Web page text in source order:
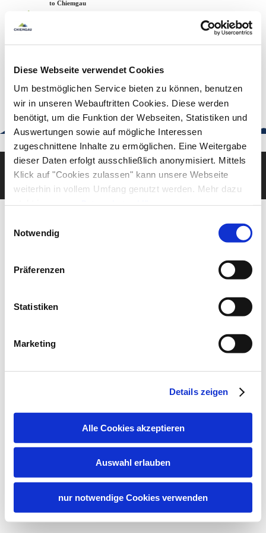
Diese Webseite verwendet Cookies
Um bestmöglichen Service bieten zu können, benutzen
wir in unseren Webauftritten Cookies. Diese werden
benötigt, um die Funktion der Webseiten, Statistiken und
Auswertungen sowie auf mögliche Interessen
zugeschnittene Inhalte zu ermöglichen. Eine Weitergabe
dieser Daten erfolgt ausschließlich anonymisiert. Mittels
Klick auf "Cookies zulassen" kann unsere Webseite
weiterhin in vollem Umfang genutzt werden. Mehr dazu
steht in unserer Datenschutzerklärung.
gelistet.
Notwendig
Präferenzen
Statistiken
Marketing
Details zeigen
Alle Cookies akzeptieren
Auswahl erlauben
nur notwendige Cookies verwenden
Back to the home page
Welcome to Chiemgau
urlaub@chiemgau.bayern
+49 (861) 988 231-20
Good to know
Deutsch English